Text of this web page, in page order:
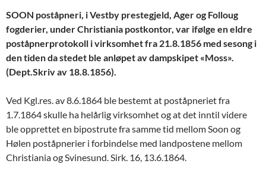
SOON poståpneri, i Vestby prestegjeld, Ager og Folloug
fogderier, under Christiania postkontor, var ifølge en eldre
poståpnerprotokoll i virksomhet fra 21.8.1856 med sesong i
den tiden da stedet ble anløpet av dampskipet «Moss».
(Dept.Skriv av 18.8.1856).
Ved Kgl.res. av 8.6.1864 ble bestemt at poståpneriet fra
1.7.1864 skulle ha helårlig virksomhet og at det inntil videre
ble opprettet en bipostrute fra samme tid mellom Soon og
Hølen poståpnerier i forbindelse med landpostene mellom
Christiania og Svinesund. Sirk. 16, 13.6.1864.